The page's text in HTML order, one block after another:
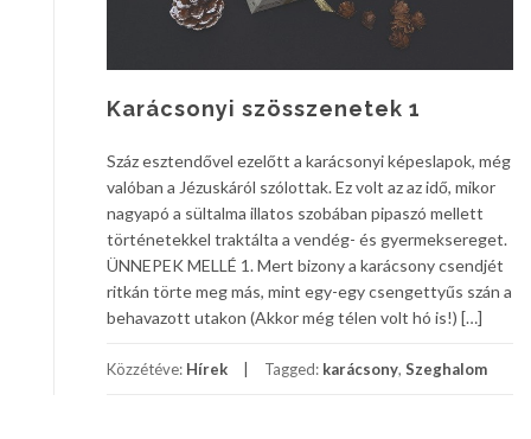
Karácsonyi szösszenetek 1
Száz esztendővel ezelőtt a karácsonyi képeslapok, még
valóban a Jézuskáról szólottak. Ez volt az az idő, mikor
nagyapó a sültalma illatos szobában pipaszó mellett
történetekkel traktálta a vendég- és gyermeksereget.
ÜNNEPEK MELLÉ 1. Mert bizony a karácsony csendjét
ritkán törte meg más, mint egy-egy csengettyűs szán a
behavazott utakon (Akkor még télen volt hó is!) […]
Közzétéve: Hírek Tagged: karácsony, Szeghalom